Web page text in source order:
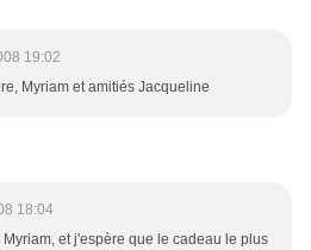
19:02
Myriam et amitiés Jacqueline
18:04
et j'espère que le cadeau le plus